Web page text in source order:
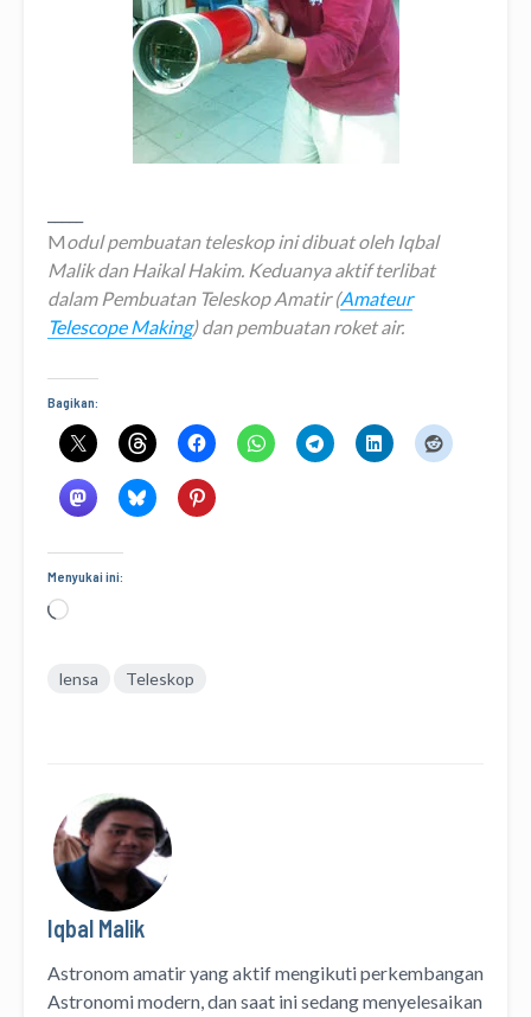
Modul pembuatan teleskop ini dibuat oleh Iqbal
Malik dan Haikal Hakim. Keduanya aktif terlibat
dalam Pembuatan Teleskop Amatir (Amateur
Telescope Making) dan pembuatan roket air.
Bagikan:
Menyukai ini:
Memuat...
lensa Teleskop
Iqbal Malik
Astronom amatir yang aktif mengikuti perkembangan
Astronomi modern, dan saat ini sedang menyelesaikan